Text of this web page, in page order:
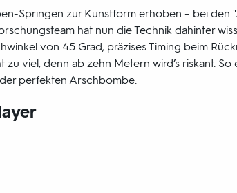
Springen zur Kunstform erhoben – bei den
hat nun die Technik dahinter
von 45 Grad, präzises Timing beim
viel, denn ab zehn Metern wird’s riskant.
perfekten Arschbombe.